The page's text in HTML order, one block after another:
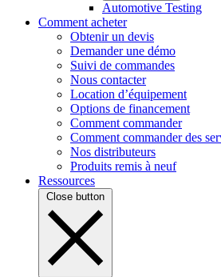
Automotive Testing
Comment acheter
Obtenir un devis
Demander une démo
Suivi de commandes
Nous contacter
Location d’équipement
Options de financement
Comment commander
Comment commander des
Nos distributeurs
Produits remis à neuf
Ressources
Close button